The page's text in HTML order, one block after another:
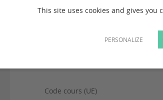
This site uses cookies and gives
PERSONALIZE
le 18/12/2023
KOREA
Code cours (UE)